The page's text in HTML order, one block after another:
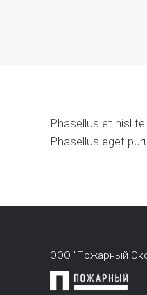
Phasellus et nisl
Phasellus eget
ООО "Пожарный